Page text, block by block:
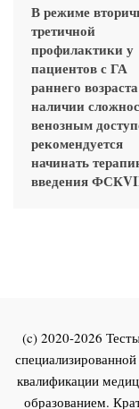
В режиме
третичной
профилактики у
пациентов с ГА
раннего
наличии
венозным
рекомендуется
начинать
введения
(c) 2020-2026
квалификации
образованием.